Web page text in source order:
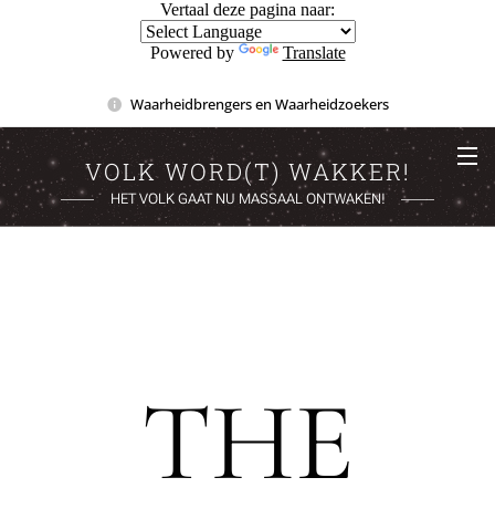
Vertaal deze pagina naar:
Powered by Translate
Waarheidbrengers en Waarheidzoekers
VOLK WORD(T) WAKKER!
HET VOLK GAAT NU MASSAAL ONTWAKEN!
THE